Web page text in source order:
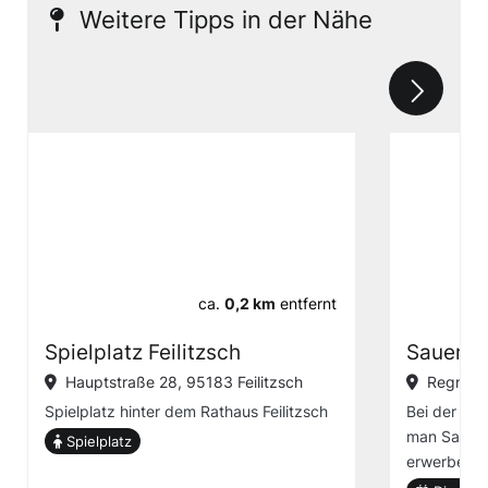
Weitere Tipps in der Nähe
ca. 0,2 km entfernt
Spielplatz Feilitzsch
Hauptstraße 28, 95183 Feilitzsch
Spielplatz hinter dem Rathaus Feilitzsch
Spielplatz
Bei der
man
erwerben.